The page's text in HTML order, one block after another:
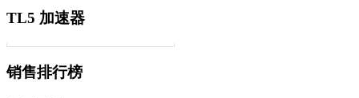
TL5 加速器
销售排行榜